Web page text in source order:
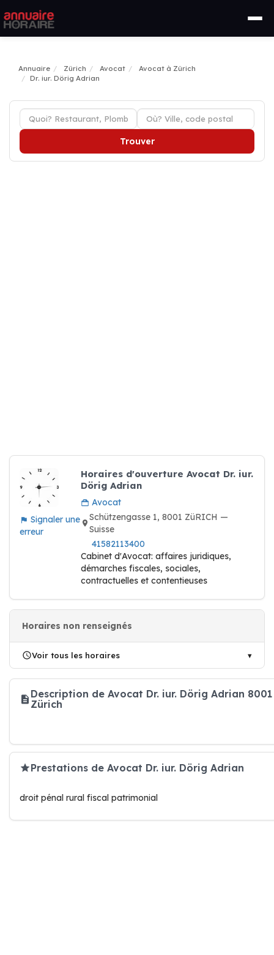
Annuaire Zürich Avocat
Avocat à Zürich
Dr. iur. Dörig Adrian
Trouver
Signaler une
erreur
Horaires d'ouverture Avocat Dr. iur.
Dörig Adrian
Avocat
Schützengasse 1, 8001 ZüRICH —
Suisse
41582113400
Cabinet d'Avocat: affaires juridiques,
démarches fiscales, sociales,
contractuelles et contentieuses
Horaires non renseignés
Voir tous les horaires
Description de Avocat Dr. iur. Dörig Adrian 8001
Zürich
Prestations de Avocat Dr. iur. Dörig Adrian
droit pénal rural fiscal patrimonial